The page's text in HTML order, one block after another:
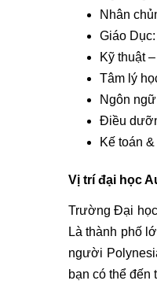
Nhân
Giáo
Kỹ thuật
Tâm lý
Ngôn
Điều
Kế toán
Vị trí đại học
Trường Đại học
Là thành phố
người
bạn có thể đến